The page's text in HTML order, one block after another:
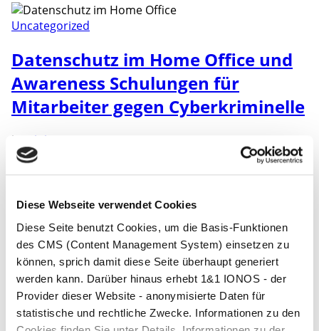
Diese Webseite verwendet Cookies
Diese Seite benutzt Cookies, um die Basis-Funktionen
des CMS (Content Management System) einsetzen zu
können, sprich damit diese Seite überhaupt generiert
werden kann. Darüber hinaus erhebt 1&1 IONOS - der
Provider dieser Website - anonymisierte Daten für
statistische und rechtliche Zwecke. Informationen zu den
Uncategorized
Datenschutz im Home Office und
Awareness Schulungen für
Mitarbeiter gegen Cyberkriminelle
by Philip Essinger
Regeln und Grundlagen für ein sicheres und DSGVO-
digitaler Arbeitswelten minimieren Die digitale
diese Risiken zu minimieren, ist es wichtig, dass
Unternehmen und Mitarbeiter die notwendigen
Sicherheitsmaßnahmen ergreifen. Dazu gehören die
Verwendung von sicheren Passwörtern, die
regelmäßige Aktualisierung von Software und
Betriebssystemen […]